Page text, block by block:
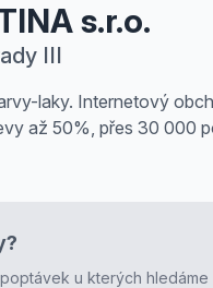
s.r.o.
III
laky. Internetový
až 50%, přes 30 000
u kterých hledáme